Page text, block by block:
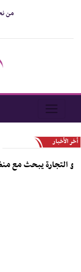
من
أخر الأخبار
يبحث مع منظمة